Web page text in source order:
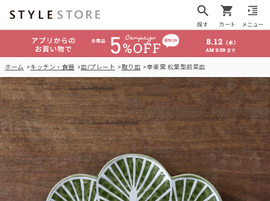
探す カート メニュー
ホーム キッチン・食器 皿/プレート 取り皿 幸楽窯 松葉型前菜皿